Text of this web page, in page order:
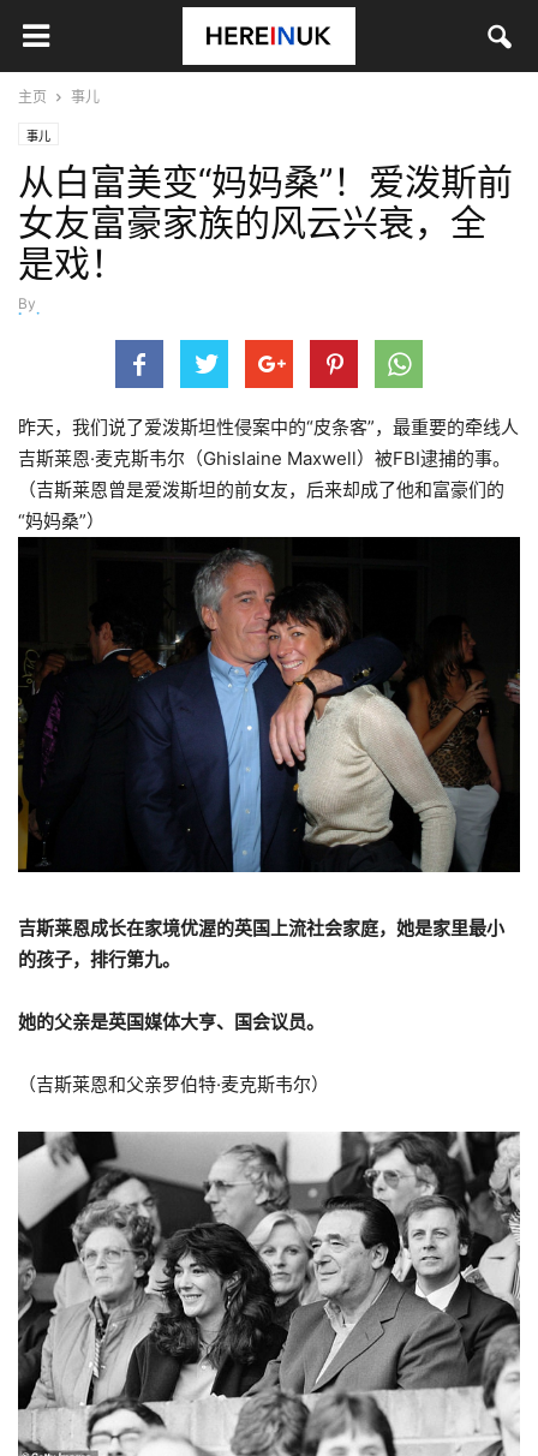
主页 事儿
事儿
从白富美变“妈妈桑”！爱泼斯前
女友富豪家族的风云兴衰，全
是戏！
By
baixue
昨天，我们说了爱泼斯坦性侵案中的“皮条客”，最重要的牵线人
吉斯莱恩·麦克斯韦尔（Ghislaine Maxwell）被FBI逮捕的事。
（吉斯莱恩曾是爱泼斯坦的前女友，后来却成了他和富豪们的
“妈妈桑”）
吉斯莱恩成长在家境优渥的英国上流社会家庭，她是家里最小
的孩子，排行第九。
她的父亲是英国媒体大亨、国会议员。
（吉斯莱恩和父亲罗伯特·麦克斯韦尔）